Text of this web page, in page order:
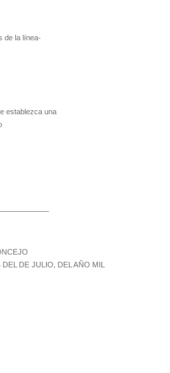
de la línea-
establezca una
DE JULIO, DEL AÑO MIL